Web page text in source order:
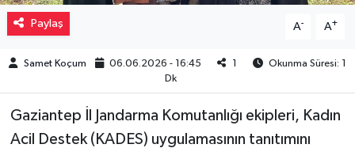
Paylaş A- A+
Samet Koçum 06.06.2026 - 16:45 1
Okunma Süresi: 1
Dk
Gaziantep İl Jandarma Komutanlığı ekipleri, Kadın
Acil Destek (KADES) uygulamasının tanıtımını
Resmi İlanlar
Sinemalar
Siyaset